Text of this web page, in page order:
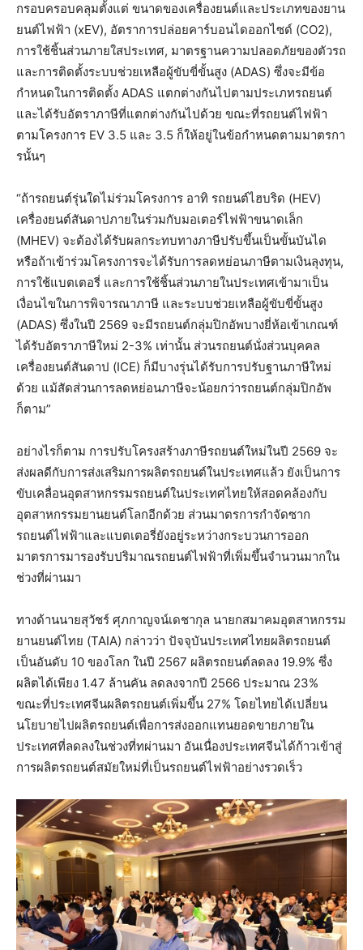
กรอบครอบคลุมตั้งแต่ ขนาดของเครื่องยนต์และประเภทของยาน
ยนต์ไฟฟ้า (xEV), อัตราการปล่อยคาร์บอนไดออกไซด์ (CO2),
การใช้ชิ้นส่วนภายใสประเทศ, มาตรฐานความปลอดภัยของตัวรถ
และการติดตั้งระบบช่วยเหลือผู้ขับขี่ขั้นสูง (ADAS) ซึ่งจะมีข้อ
กำหนดในการติดตั้ง ADAS แตกต่างกันไปตามประเภทรถยนต์
และได้รับอัตราภาษีที่แตกต่างกันไปด้วย ขณะที่รถยนต์ไฟฟ้า
ตามโครงการ EV 3.5 และ 3.5 ก็ให้อยู่ในข้อกำหนดตามมาตรกา
รนั้นๆ
“ถ้ารถยนต์รุ่นใดไม่ร่วมโครงการ อาทิ รถยนต์ไฮบริด (HEV)
เครื่องยนต์สันดาปภายในร่วมกับมอเตอร์ไฟฟ้าขนาดเล็ก
(MHEV) จะต้องได้รับผลกระทบทางภาษีปรับขึ้นเป็นขั้นบันได
หรือถ้าเข้าร่วมโครงการจะได้รับการลดหย่อนภาษีตามเงินลุงทุน,
การใช้แบตเตอรี่ และการใช้ชิ้นส่วนภายในประเทศเข้ามาเป็น
เงื่อนไขในการพิจารณาภาษี และระบบช่วยเหลือผู้ขับขี่ขั้นสูง
(ADAS) ซึ่งในปี 2569 จะมีรถยนต์กลุ่มปิกอัพบางยี่ห้อเข้าเกณฑ์
ได้รับอัตราภาษีใหม่ 2-3% เท่านั้น ส่วนรถยนต์นั่งส่วนบุคคล
เครื่องยนต์สันดาป (ICE) ก็มีบางรุ่นได้รับการปรับฐานภาษีใหม่
ด้วย แม้สัดส่วนการลดหย่อนภาษีจะน้อยกว่ารถยนต์กลุ่มปิกอัพ
ก็ตาม”
อย่างไรก็ตาม การปรับโครงสร้างภาษีรถยนต์ใหม่ในปี 2569 จะ
ส่งผลดีกับการส่งเสริมการผลิตรถยนต์ในประเทศแล้ว ยังเป็นการ
ขับเคลื่อนอุตสาหกรรมรถยนต์ในประเทศไทยให้สอดคล้องกับ
อุตสาหกรรมยานยนต์โลกอีกด้วย ส่วนมาตรการกำจัดซาก
รถยนต์ไฟฟ้าและแบตเตอรี่ยังอยู่ระหว่างกระบวนการออก
มาตรการมารองรับปริมาณรถยนต์ไฟฟ้าที่เพิ่มขึ้นจำนวนมากใน
ช่วงที่ผ่านมา
ทางด้านนายสุวัชร์ ศุภกาญจน์เดชากุล นายกสมาคมอุตสาหกรรม
ยานยนต์ไทย (TAIA) กล่าวว่า ปัจจุบันประเทศไทยผลิตรถยนต์
เป็นอันดับ 10 ของโลก ในปี 2567 ผลิตรถยนต์ลดลง 19.9% ซึ่ง
ผลิตได้เพียง 1.47 ล้านคัน ลดลงจากปี 2566 ประมาณ 23%
ขณะที่ประเทศจีนผลิตรถยนต์เพิ่มขึ้น 27% โดยไทยได้เปลี่ยน
นโยบายไปผลิตรถยนต์เพื่อการส่งออกแทนยอดขายภายใน
ประเทศที่ลดลงในช่วงที่ทผ่านมา อันเนื่องประเทศจีนได้ก้าวเข้าสู่
การผลิตรถยนต์สมัยใหม่ที่เป็นรถยนต์ไฟฟ้าอย่างรวดเร็ว